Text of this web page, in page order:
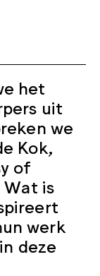
het
uit
we
Kok,
of
Wat is
werk
deze